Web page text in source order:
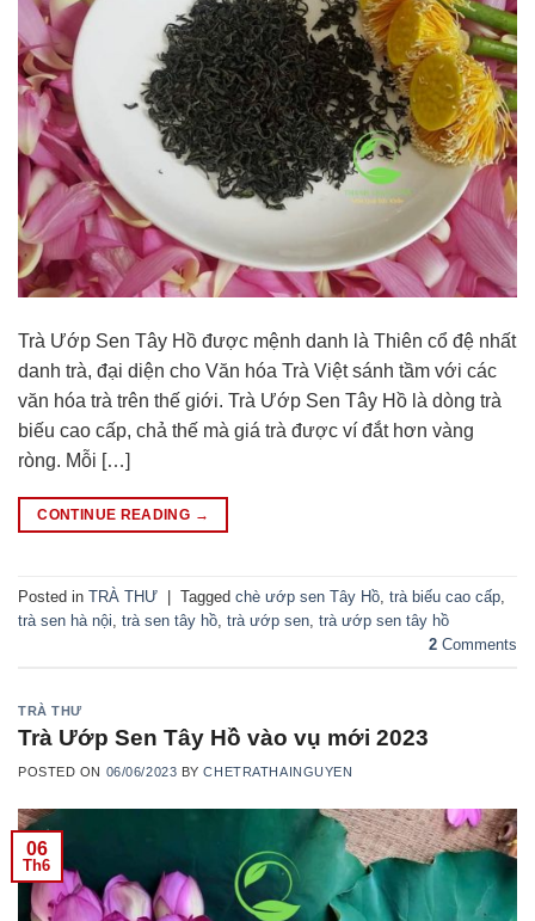
Trà Ướp Sen Tây Hồ được mệnh danh là Thiên cổ đệ nhất
danh trà, đại diện cho Văn hóa Trà Việt sánh tầm với các
văn hóa trà trên thế giới. Trà Ướp Sen Tây Hồ là dòng trà
biếu cao cấp, chả thế mà giá trà được ví đắt hơn vàng
ròng. Mỗi […]
CONTINUE READING →
Posted in TRÀ THƯ Tagged chè ướp sen Tây Hồ trà biếu cao cấp
trà sen hà nội trà sen tây hồ trà ướp sen trà ướp sen tây hồ
2 Comments
TRÀ THƯ
Trà Ướp Sen Tây Hồ vào vụ mới 2023
POSTED ON 06/06/2023 BYCHETRATHAINGUYEN
06
Th6